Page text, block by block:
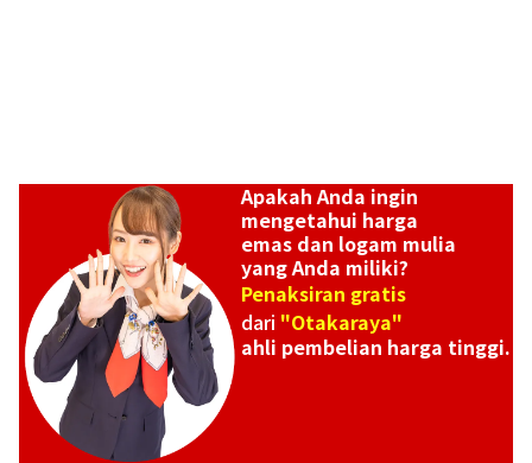
Apakah Anda ingin
mengetahui harga
emas dan logam mulia
yang Anda miliki?
Penaksiran gratis
dari "Otakaraya"
ahli pembelian harga tinggi.